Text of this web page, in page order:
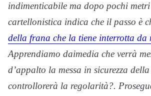
indimenticabile ma dopo pochi
cartellonistica indica che il passo è
della frana che la tiene interrotta da
Apprendiamo daimedia che verrà
d’appalto la messa in sicurezza
controllorerà la regolarità?.